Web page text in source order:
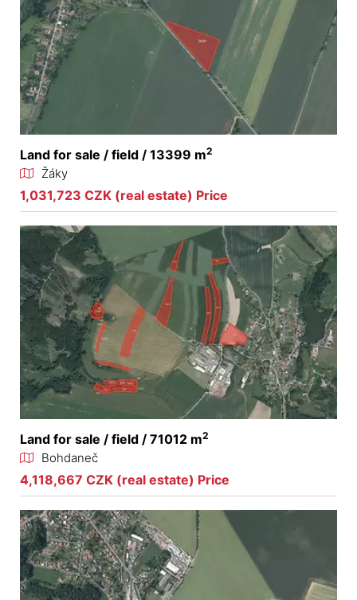
Land for sale / field / 13399 m2
Žáky
1,031,723 CZK (real estate) Price
Land for sale / field / 71012 m2
Bohdaneč
4,118,667 CZK (real estate) Price